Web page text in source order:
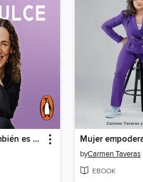
La ambición también es dulce
byCarmen Taveras
EBOOK